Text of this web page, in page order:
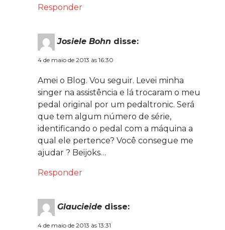
Responder
Josiele Bohn disse:
4 de maio de 2013 às 16:30
Amei o Blog. Vou seguir. Levei minha
singer na assistência e lá trocaram o meu
pedal original por um pedaltronic. Será
que tem algum número de série,
identificando o pedal com a máquina a
qual ele pertence? Você consegue me
ajudar ? Beijoks…
Responder
Glaucieide disse:
4 de maio de 2013 às 13:31